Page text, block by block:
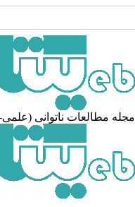
مطالعات ناتوانی